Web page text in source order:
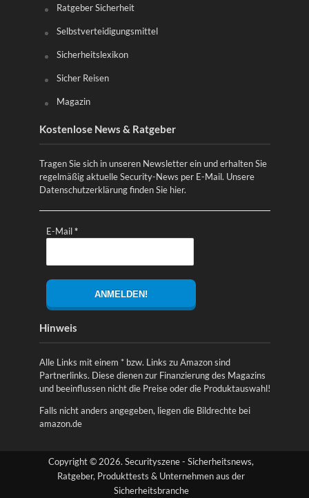
Ratgeber Sicherheit
Selbstverteidigungsmittel
Sicherheitslexikon
Sicher Reisen
Magazin
Kostenlose News & Ratgeber
Tragen Sie sich in unseren Newsletter ein und erhalten Sie
regelmäßig aktuelle Security-News per E-Mail. Unsere
Datenschutzerklärung finden Sie hier.
E-Mail*
Hinweis
Alle Links mit einem * bzw. Links zu Amazon sind
Partnerlinks. Diese dienen zur Finanzierung des Magazins
und beeinflussen nicht die Preise oder die Produktauswahl!
Falls nicht anders angegeben, liegen die Bildrechte bei
amazon.de
Copyright © 2026. Securityszene - Sicherheitsnews,
Ratgeber, Produkttests & Unternehmen aus der
Sicherheitsbranche